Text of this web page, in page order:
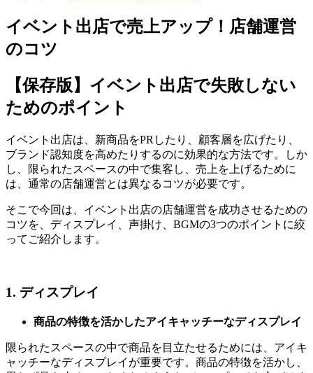
ゴ
リ
イベント出店で売上アップ！店舗運営
のコツ
【保存版】イベント出店で失敗しない
ためのポイント
イベント出店は、新商品をPRしたり、顧客層を広げたり、
ブランド認知度を高めたりするのに効果的な方法です。しか
し、限られたスペースの中で集客し、売上を上げるために
は、通常の店舗運営とは異なるコツが必要です。
そこで今回は、イベント出店の店舗運営を成功させるための
コツを、ディスプレイ、声掛け、BGMの3つのポイントに絞
ってご紹介します。
1. ディスプレイ
商品の特徴を活かしたアイキャッチーなディスプレイ
限られたスペースの中で商品を目立たせるためには、アイキ
ャッチーなディスプレイが重要です。商品の特徴を活かし、